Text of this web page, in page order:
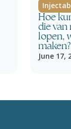
Hoe
die van
lopen,
maken?
June 17,